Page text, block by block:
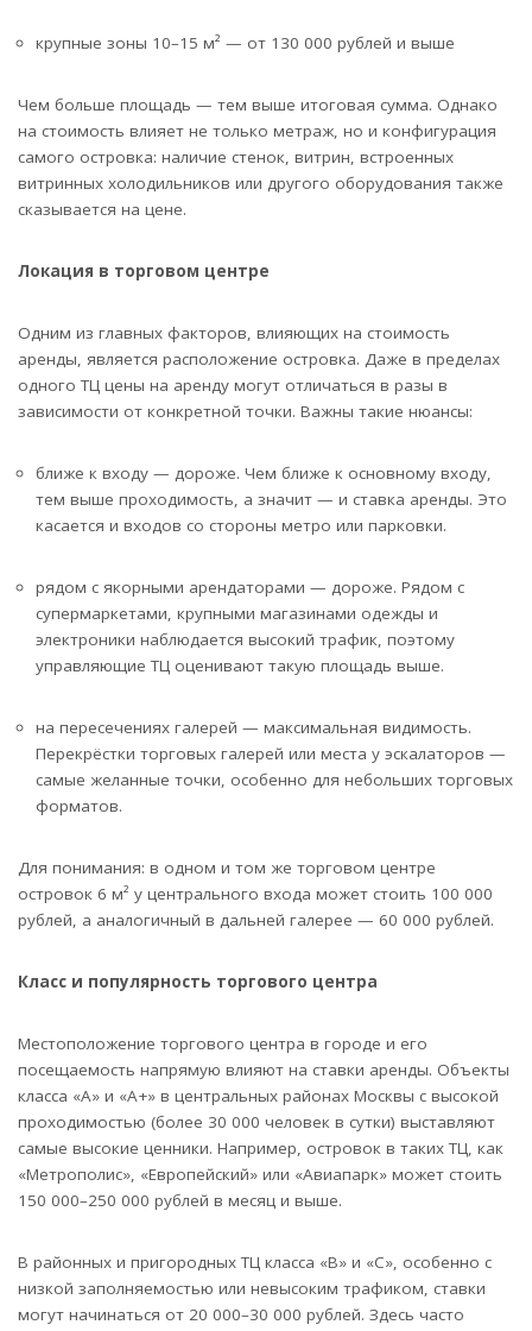
крупные зоны 10–15 м² — от 130 000 рублей и выше
Чем больше площадь — тем выше итоговая сумма. Однако
на стоимость влияет не только метраж, но и конфигурация
самого островка: наличие стенок, витрин, встроенных
витринных холодильников или другого оборудования также
сказывается на цене.
Локация в торговом центре
Одним из главных факторов, влияющих на стоимость
аренды, является расположение островка. Даже в пределах
одного ТЦ цены на аренду могут отличаться в разы в
зависимости от конкретной точки. Важны такие нюансы:
ближе к входу — дороже. Чем ближе к основному входу,
тем выше проходимость, а значит — и ставка аренды. Это
касается и входов со стороны метро или парковки.
рядом с якорными арендаторами — дороже. Рядом с
супермаркетами, крупными магазинами одежды и
электроники наблюдается высокий трафик, поэтому
управляющие ТЦ оценивают такую площадь выше.
на пересечениях галерей — максимальная видимость.
Перекрёстки торговых галерей или места у эскалаторов —
самые желанные точки, особенно для небольших торговых
форматов.
Для понимания: в одном и том же торговом центре
островок 6 м² у центрального входа может стоить 100 000
рублей, а аналогичный в дальней галерее — 60 000 рублей.
Класс и популярность торгового центра
Местоположение торгового центра в городе и его
посещаемость напрямую влияют на ставки аренды. Объекты
класса «А» и «А+» в центральных районах Москвы с высокой
проходимостью (более 30 000 человек в сутки) выставляют
самые высокие ценники. Например, островок в таких ТЦ, как
«Метрополис», «Европейский» или «Авиапарк» может стоить
150 000–250 000 рублей в месяц и выше.
В районных и пригородных ТЦ класса «В» и «С», особенно с
низкой заполняемостью или невысоким трафиком, ставки
могут начинаться от 20 000–30 000 рублей. Здесь часто